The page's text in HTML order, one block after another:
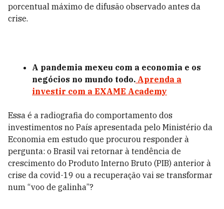
porcentual máximo de difusão observado antes da
crise.
A pandemia mexeu com a economia e os
negócios no mundo todo. Aprenda a
investir com a EXAME Academy
Essa é a radiografia do comportamento dos
investimentos no País apresentada pelo Ministério da
Economia em estudo que procurou responder à
pergunta: o Brasil vai retornar à tendência de
crescimento do Produto Interno Bruto (PIB) anterior à
crise da covid-19 ou a recuperação vai se transformar
num “voo de galinha”?